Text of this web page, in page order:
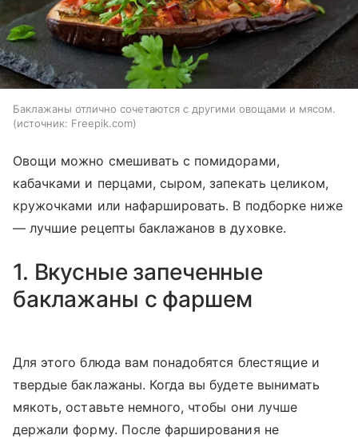
Баклажаны отлично сочетаются с другими овощами и мясом.
источник: Freepik.com
Овощи можно смешивать с помидорами,
кабачками и перцами, сыром, запекать целиком,
кружочками или нафаршировать. В подборке ниже
— лучшие рецепты баклажанов в духовке.
1. Вкусные запеченные
баклажаны с фаршем
Для этого блюда вам понадобятся блестящие и
твердые баклажаны. Когда вы будете вынимать
мякоть, оставьте немного, чтобы они лучше
держали форму. После фарширования не